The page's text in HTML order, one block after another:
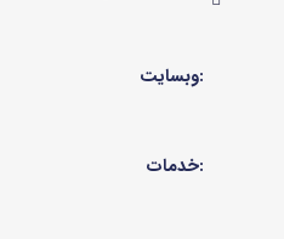
وبسایت:
خدمات: